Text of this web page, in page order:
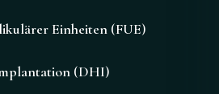
Einheiten (FUE)
(DHI)